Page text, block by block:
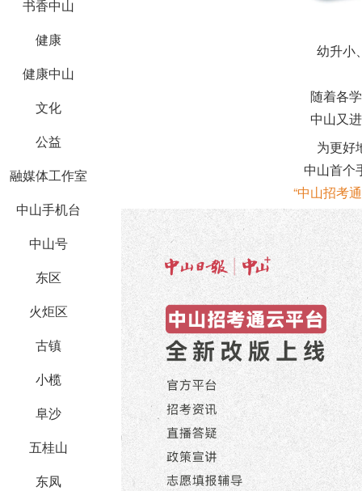
书香中山
健康
健康中山
文化
公益
融媒体工作室
中山手机台
中山号
东区
火炬区
古镇
小榄
阜沙
五桂山
东凤
幼升小
随着各
中山又
为更好
中山首个
“中山招考